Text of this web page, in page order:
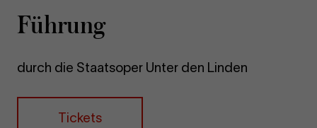
Füh­rung
durch die Staatsoper Unter den Linden
Tickets